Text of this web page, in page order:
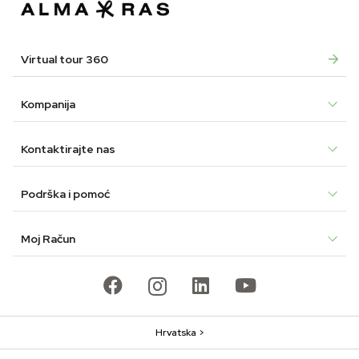
Virtual tour 360
Kompanija
Kontaktirajte nas
Podrška i pomoć
Moj Račun
Hrvatska >